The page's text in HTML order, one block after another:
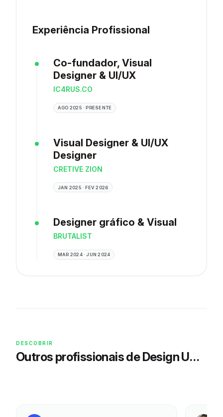
Experiência Profissional
Co-fundador, Visual
Designer & UI/UX
IC4RUS.CO
AGO 2025 · PRESENTE
Visual Designer & UI/UX
Designer
CRETIVE ZION
JAN 2025 · FEV 2026
Designer gráfico & Visual
BRUTALIST
MAR 2024 · JUN 2024
DESCOBRIR
Outros profissionais de Design UX/UI